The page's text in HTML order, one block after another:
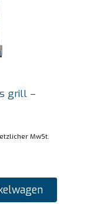
grill –
MwSt.